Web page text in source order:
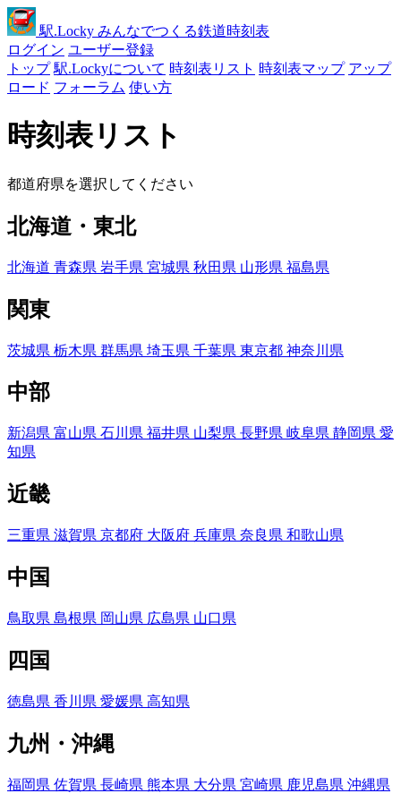
駅.Locky みんなでつくる鉄道時刻表
ログイン ユーザー登録
トップ 駅.Lockyについて 時刻表リスト 時刻表マップ アップ
ロード フォーラム 使い方
時刻表リスト
都道府県を選択してください
北海道・東北
北海道 青森県 岩手県 宮城県 秋田県 山形県 福島県
関東
茨城県 栃木県 群馬県 埼玉県 千葉県 東京都 神奈川県
中部
新潟県 富山県 石川県 福井県 山梨県 長野県 岐阜県 静岡県 愛
知県
近畿
三重県 滋賀県 京都府 大阪府 兵庫県 奈良県 和歌山県
中国
鳥取県 島根県 岡山県 広島県 山口県
四国
徳島県 香川県 愛媛県 高知県
九州・沖縄
福岡県 佐賀県 長崎県 熊本県 大分県 宮崎県 鹿児島県 沖縄県